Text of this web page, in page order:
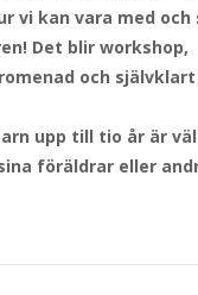
vi kan vara med och
Det blir workshop,
och självklart
upp till tio år är
föräldrar eller